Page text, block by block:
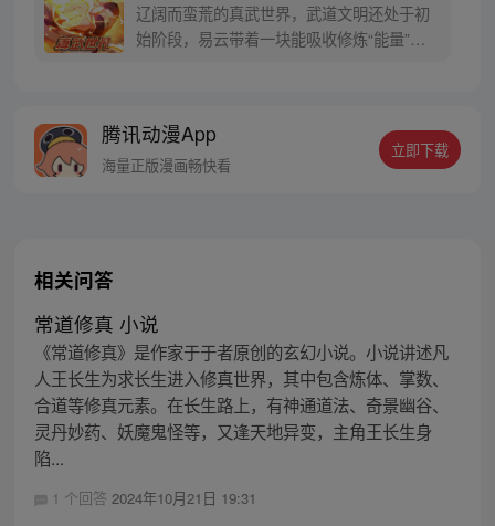
辽阔而蛮荒的真武世界，武道文明还处于初
始阶段，易云带着一块能吸收修炼“能量”的
腾讯动漫App
海量正版漫画畅快看
立即下载
相关问答
常道修真 小说
《常道修真》是作家于于者原创的玄幻小说。小说讲述凡
人王长生为求长生进入修真世界，其中包含炼体、掌数、
合道等修真元素。在长生路上，有神通道法、奇景幽谷、
灵丹妙药、妖魔鬼怪等，又逢天地异变，主角王长生身
陷...
1 个回答 2024年10月21日 19:31